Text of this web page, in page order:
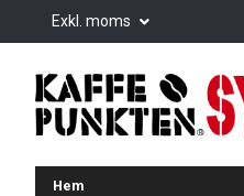
Exkl. moms
Hem